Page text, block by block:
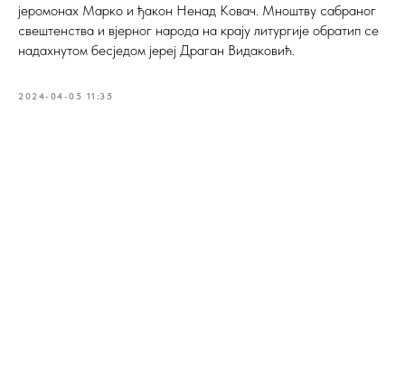
јеромонах Марко и ђакон Ненад Ковач. Мноштву сабраног
свештенства и вјерног народа на крају литургије обратип се
надахнутом бесједом јереј Драган Видаковић.
2024-04-05 11:35